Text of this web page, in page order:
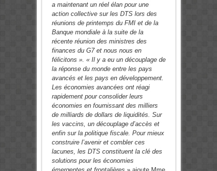
a maintenant un réel élan pour une
action collective sur les DTS lors des
réunions de printemps du FMI et de la
Banque mondiale à la suite de la
récente réunion des ministres des
finances du G7 et nous nous en
félicitons ». « Il y a eu un découplage de
la réponse du monde entre les pays
avancés et les pays en développement.
Les économies avancées ont réagi
rapidement pour consolider leurs
économies en fournissant des milliers
de milliards de dollars de liquidités. Sur
les vaccins, un découplage d’accès et
enfin sur la politique fiscale. Pour mieux
construire l’avenir et combler ces
lacunes, les DTS constituent la clé des
solutions pour les économies